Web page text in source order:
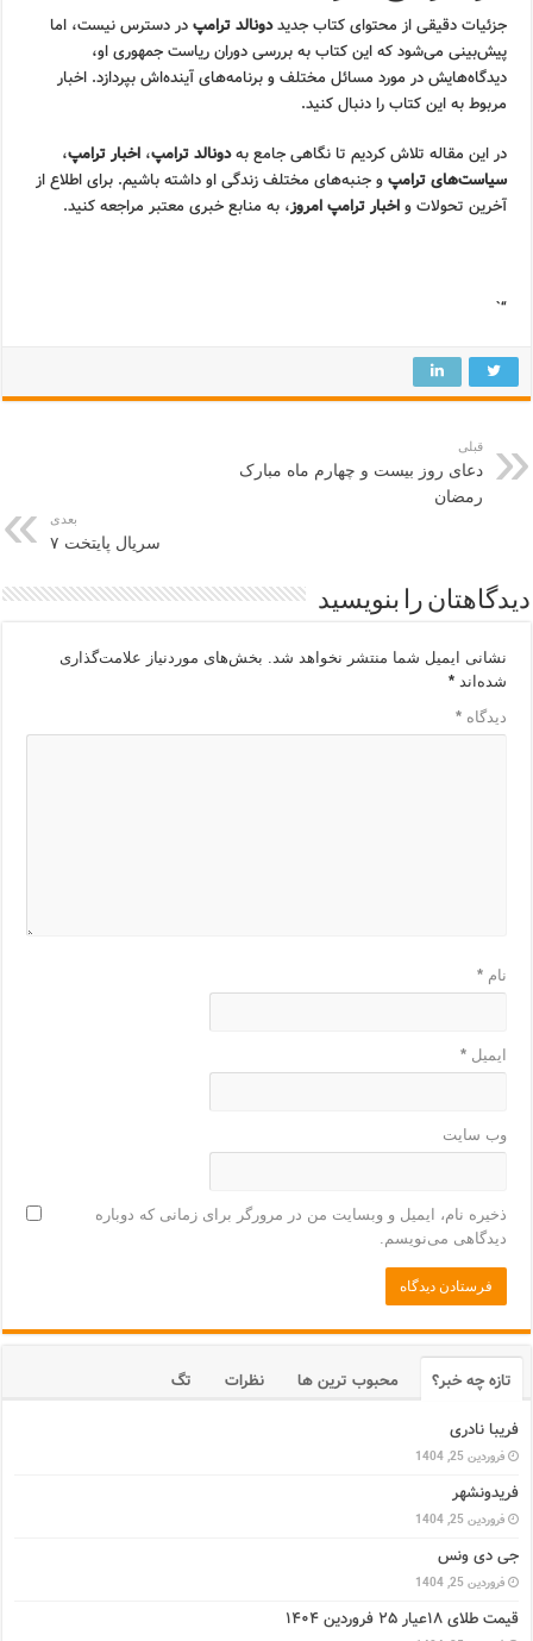
جزئیات دقیقی از محتوای کتاب جدیددونالد ترامپدر دسترس نیست، اما
پیش‌بینی می‌شود که این کتاب به بررسی دوران ریاست جمهوری او،
دیدگاه‌هایش در مورد مسائل مختلف و برنامه‌های آینده‌اش بپردازد. اخبار
مربوط به این کتاب را دنبال کنید.
در این مقاله تلاش کردیم تا نگاهی جامع بهدونالد ترامپ،اخبار ترامپ،
سیاست‌های ترامپو جنبه‌های مختلف زندگی او داشته باشیم. برای اطلاع از
آخرین تحولات واخبار ترامپ امروز، به منابع خبری معتبر مراجعه کنید.
“`
قبلی
دعای روز بیست و چهارم ماه مبارک
رمضان
بعدی
سریال پایتخت ۷
دیدگاهتان را بنویسید
نشانی ایمیل شما منتشر نخواهد شد.
بخش‌های موردنیاز علامت‌گذاری
شده‌اند*
دیدگاه*
نام*
ایمیل*
وب‌ سایت
ذخیره نام، ایمیل و وبسایت من در مرورگر برای زمانی که دوباره
دیدگاهی می‌نویسم.
تازه چه خبر؟ محبوب ترین ها نظرات
تگ
فریبا نادری
فروردین 25, 1404
فریدونشهر
فروردین 25, 1404
جی دی ونس
فروردین 25, 1404
قیمت طلای ۱۸عیار ۲۵ فروردین ۱۴۰۴